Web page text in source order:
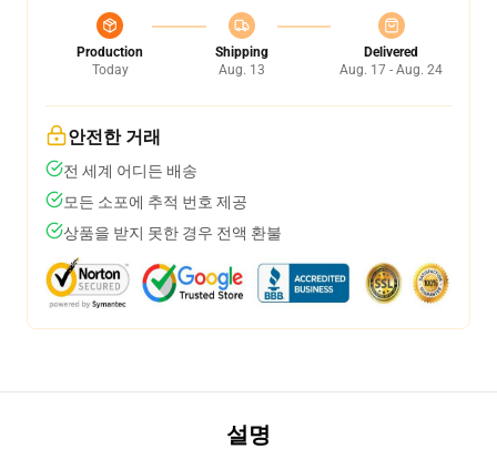
Production
Today
Shipping
Aug. 13
Delivered
Aug. 17 - Aug. 24
안전한 거래
전 세계 어디든 배송
모든 소포에 추적 번호 제공
상품을 받지 못한 경우 전액 환불
설명